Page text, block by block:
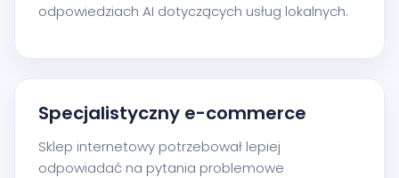
odpowiedziach AI dotyczących usług lokalnych.
Specjalistyczny e-commerce
Sklep internetowy potrzebował lepiej
odpowiadać na pytania problemowe